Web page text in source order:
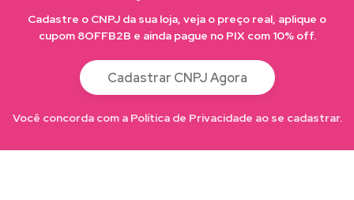
Cadastre o CNPJ da sua loja, veja o preço real, aplique o
cupom 8OFFB2B e ainda pague no PIX com 10% off.
Cadastrar CNPJ Agora
Você concorda com a Política de Privacidade ao se cadastrar.